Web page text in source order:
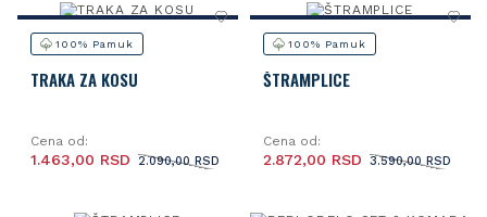
100% Pamuk
TRAKA ZA KOSU
Cena od:
2.090,00 RSD
1.463,00 RSD
100% Pamuk
ŠTRAMPLICE
Cena od:
3.590,00 RSD
2.872,00 RSD